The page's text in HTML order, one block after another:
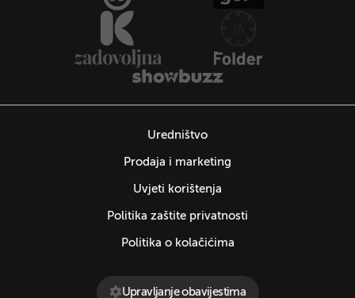
Uredništvo
Prodaja i marketing
Uvjeti korištenja
Politika zaštite privatnosti
Politika o kolačićima
Upravljanje obavijestima